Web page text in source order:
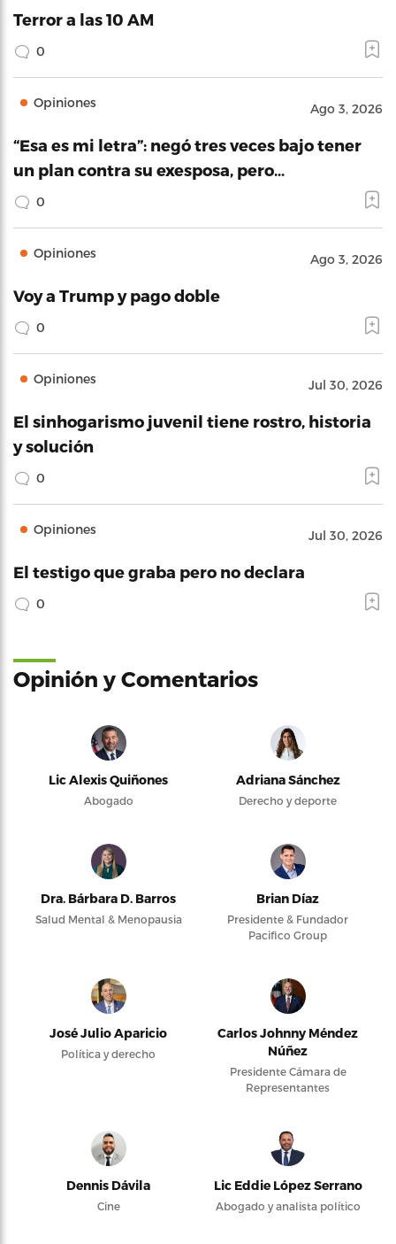
Terror a las 10 AM
0
Opiniones Ago 3, 2026
“Esa es mi letra”: negó tres veces bajo tener
un plan contra su exesposa, pero…
0
Opiniones Ago 3, 2026
Voy a Trump y pago doble
0
Opiniones Jul 30, 2026
El sinhogarismo juvenil tiene rostro, historia
y solución
0
Opiniones Jul 30, 2026
El testigo que graba pero no declara
0
Opinión y Comentarios
Lic Alexis Quiñones
Abogado
Adriana Sánchez
Derecho y deporte
Dra. Bárbara D. Barros
Salud Mental & Menopausia
Brian Díaz
Presidente & Fundador
Pacifico Group
José Julio Aparicio
Política y derecho
Carlos Johnny Méndez
Núñez
Presidente Cámara de
Representantes
Dennis Dávila
Cine
Lic Eddie López Serrano
Abogado y analista político